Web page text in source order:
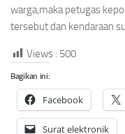
warga,maka petugas
tersebut dan kendaraan
Views : 500
Bagikan ini:
Facebook
Surat elektronik